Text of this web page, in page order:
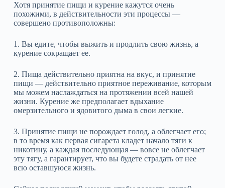
Хотя принятие пищи и курение кажутся очень
похожими, в действительности эти процессы —
совершено противоположны:
1. Вы едите, чтобы выжить и продлить свою жизнь, а
курение сокращает ее.
2. Пища действительно приятна на вкус, и принятие
пищи — действительно приятное переживание, которым
мы можем наслаждаться на протяжении всей нашей
жизни. Курение же предполагает вдыхание
омерзительного и ядовитого дыма в свои легкие.
3. Принятие пищи не порождает голод, а облегчает его;
в то время как первая сигарета кладет начало тяги к
никотину, а каждая последующая — вовсе не облегчает
эту тягу, а гарантирует, что вы будете страдать от нее
всю оставшуюся жизнь.